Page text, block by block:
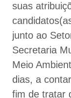
suas
junto ao
Secretaria
Meio
dias, a
fim de tratar